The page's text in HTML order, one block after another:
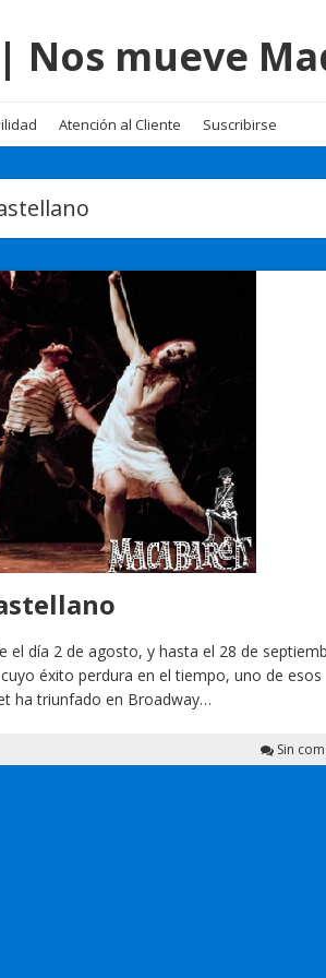
Nos mueve
Atención al Cliente Suscribirse
el día 2 de agosto, y hasta el 28 de
éxito perdura en el tiempo, uno de esos
ha triunfado en Broadway…
Sin